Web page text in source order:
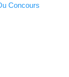
Concours